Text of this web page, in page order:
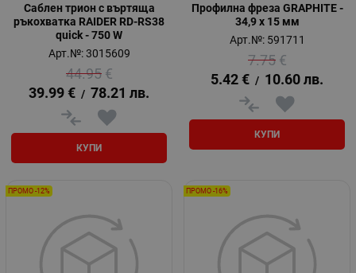
Саблен трион с въртяща
ръкохватка RAIDER RD-RS38
quick - 750 W
Арт.№: 3015609
44.95 €
39.99 € / 78.21 лв.
КУПИ
Профилна фреза GRAPHITE -
34,9 х 15 мм
Арт.№: 591711
7.75 €
5.42 € / 10.60 лв.
КУПИ
ПРОМО -12% ПРОМО -16%